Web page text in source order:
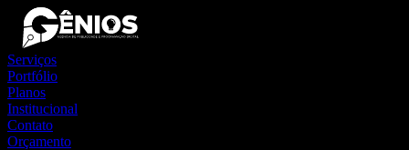
Serviços
Portfólio
Planos
Institucional
Contato
Orçamento